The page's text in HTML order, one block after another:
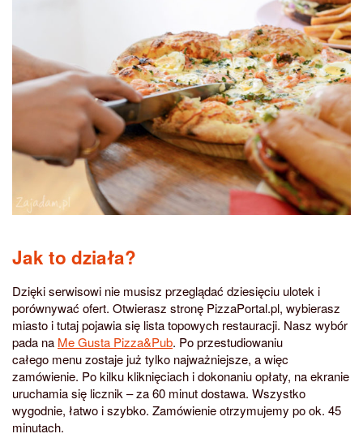
Jak to działa?
Dzięki serwisowi nie musisz przeglądać dziesięciu ulotek i
porównywać ofert. Otwierasz stronę PizzaPortal.pl, wybierasz
miasto i tutaj pojawia się lista topowych restauracji. Nasz wybór
pada na Me Gusta Pizza&Pub. Po przestudiowaniu
całego menu zostaje już tylko najważniejsze, a więc
zamówienie. Po kilku kliknięciach i dokonaniu opłaty, na ekranie
uruchamia się licznik – za 60 minut dostawa. Wszystko
wygodnie, łatwo i szybko. Zamówienie otrzymujemy po ok. 45
minutach.